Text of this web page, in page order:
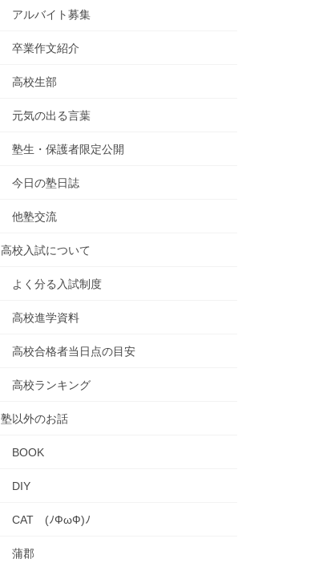
アルバイト募集
卒業作文紹介
高校生部
元気の出る言葉
塾生・保護者限定公開
今日の塾日誌
他塾交流
高校入試について
よく分る入試制度
高校進学資料
高校合格者当日点の目安
高校ランキング
塾以外のお話
BOOK
DIY
CAT (ﾉФωФ)ﾉ
蒲郡